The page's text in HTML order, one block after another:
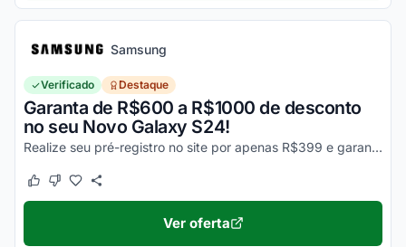
Samsung
Verificado Destaque
Garanta de R$600 a R$1000 de desconto
no seu Novo Galaxy S24!
Realize seu pré-registro no site por apenas R$399 e garanta esse desconto imperdível na sua compra!
Este cupom funcionou
Este cupom não funcionou
Ver oferta